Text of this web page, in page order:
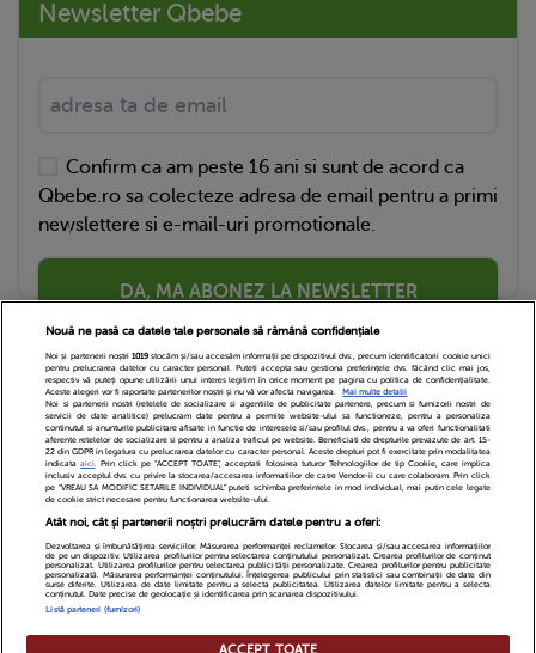
Newsletter Qbebe
Confirm ca am peste 16 ani si sunt de acord ca
Qbebe.ro sa colecteze adresa de email pentru a primi
newslettere si e-mail-uri promotionale.
DA, MA ABONEZ LA NEWSLETTER
Echipa Editoriala Newsletter
Contact
Cariere
Cookies
Politica de confidentialitate
DivaHair Cosmetics
Despre noi
Termeni si conditii
Nouă ne pasă ca datele tale personale să rămână confidențiale
Noi și partenerii noștri 1019stocăm și/sau accesăm informații pe dispozitivul dvs., precum identificatorii cookie unici
pentru prelucrarea datelor cu caracter personal. Puteți accepta sau gestiona preferințele dvs. făcând clic mai jos,
respectiv vă puteți opune utilizării unui interes legitim în orice moment pe pagina cu politica de confidențialitate.
Aceste alegeri vor fi raportate partenerilor noștri și nu vă vor afecta navigarea.
Mai multe detalii
Noi si partenerii nostri (retelele de socializare si agentiile de publicitate partenere, precum si furnizorii nostri de
servicii de date analitice) prelucram date pentru a permite website-ului sa functioneze, pentru a personaliza
continutul si anunturile publicitare afisate in functie de interesele si/sau profilul dvs., pentru a va oferi functionalitati
aferente retelelor de socializare si pentru a analiza traficul pe website. Beneficiati de drepturile prevazute de art. 15-
22 din GDPR in legatura cu prelucrarea datelor cu caracter personal. Aceste drepturi pot fi exercitate prin modalitatea
indicataaici. Prin click pe “ACCEPT TOATE”, acceptati folosirea tuturor Tehnologiilor de tip Cookie, care implica
inclusiv acceptul dvs. cu privire la stocarea/accesarea informatiilor de catre Vendor-ii cu care colaboram. Prin click
pe “VREAU SA MODIFIC SETARILE INDIVIDUAL” puteti schimba preferintele in mod individual, mai putin cele legate
de cookie strict necesare pentru functionarea website-ului.
Atât noi, cât și partenerii noștri prelucrăm datele pentru a oferi:
Dezvoltarea și îmbunătățirea serviciilor. Măsurarea performanței reclamelor. Stocarea și/sau accesarea informațiilor
de pe un dispozitiv. Utilizarea profilurilor pentru selectarea conținutului personalizat. Crearea profilurilor de conținut
personalizat. Utilizarea profilurilor pentru selectarea publicității personalizate. Crearea profilurilor pentru publicitate
personalizată. Măsurarea performanței conținutului. Înțelegerea publicului prin statistici sau combinații de date din
surse diferite. Utilizarea de date limitate pentru a selecta publicitatea. Utilizarea datelor limitate pentru a selecta
conținutul. Date precise de geolocație și identificarea prin scanarea dispozitivului.
Listă parteneri (furnizori)